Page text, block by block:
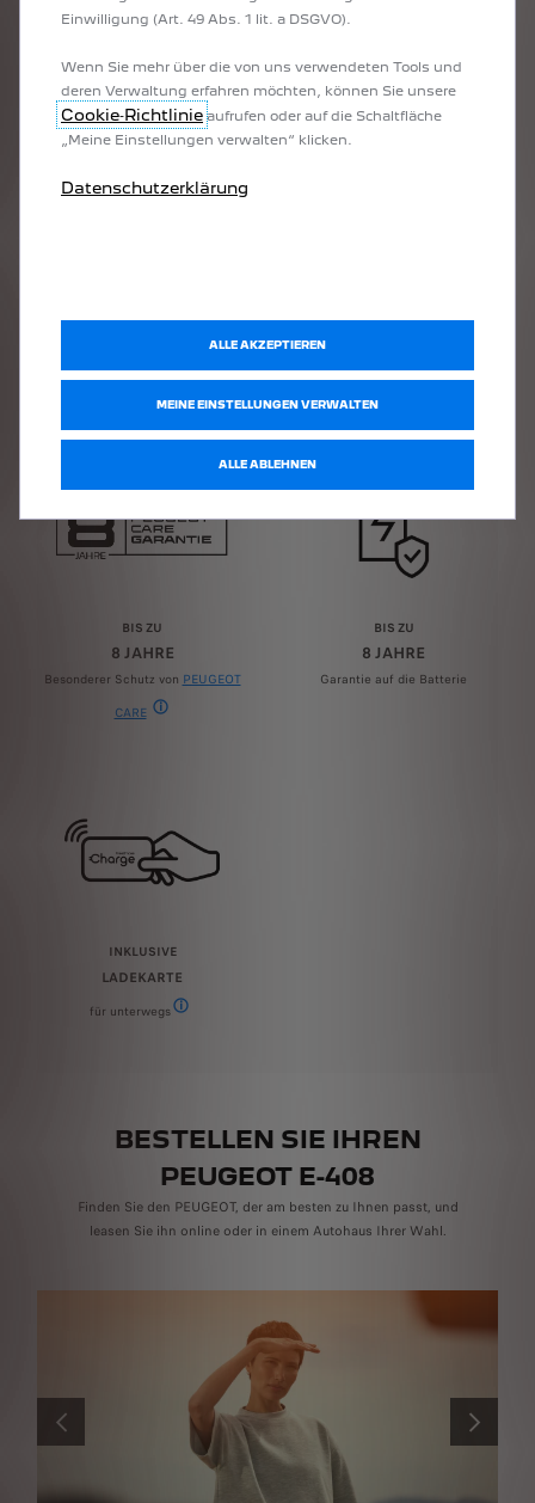
PEUGEOT
BIS ZU
8 JAHRE
Besonderer Schutz von PEUGEOT
CARE
INKLUSIVE
LADEKARTE
für unterwegs
BIS ZU
8 JAHRE
Garantie auf die Batterie
BESTELLEN SIE IHREN
PEUGEOT E-408
Finden Sie den PEUGEOT, der am besten zu Ihnen passt, und
leasen Sie ihn online oder in einem Autohaus Ihrer Wahl.
ZURÜCK WEITER
Einwilligung (Art. 49 Abs. 1 lit. a DSGVO).
Wenn Sie mehr über die von uns verwendeten Tools und
deren Verwaltung erfahren möchten, können Sie unsere
Cookie‑Richtlinie aufrufen oder auf die Schaltfläche
„Meine Einstellungen verwalten“ klicken.
Datenschutzerklärung
MEINE EINSTELLUNGEN VERWALTEN
ALLE AKZEPTIEREN
ALLE ABLEHNEN